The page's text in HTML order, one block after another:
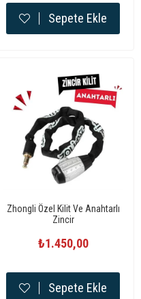
Sepete Ekle
Zhongli Özel Kilit Ve Anahtarlı
Zincir
₺1.450,00
Sepete Ekle